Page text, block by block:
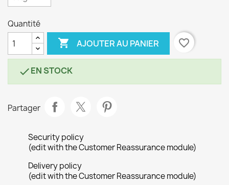
Quantité
 AJOUTER AU PANIER favorite_border
EN STOCK
Partager
Security policy
(edit with the Customer Reassurance module)
Delivery policy
(edit with the Customer Reassurance module)